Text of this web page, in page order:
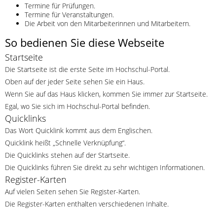
Termine für Prüfungen.
Termine für Veranstaltungen.
Die Arbeit von den Mitarbeiterinnen und Mitarbeitern.
So bedienen Sie diese Webseite
Startseite
Die Startseite ist die erste Seite im Hochschul-Portal.
Oben auf der jeder Seite sehen Sie ein Haus.
Wenn Sie auf das Haus klicken, kommen Sie immer zur Startseite.
Egal, wo Sie sich im Hochschul-Portal befinden.
Quicklinks
Das Wort Quicklink kommt aus dem Englischen.
Quicklink heißt „Schnelle Verknüpfung“.
Die Quicklinks stehen auf der Startseite.
Die Quicklinks führen Sie direkt zu sehr wichtigen Informationen.
Register-Karten
Auf vielen Seiten sehen Sie Register-Karten.
Die Register-Karten enthalten verschiedenen Inhalte.